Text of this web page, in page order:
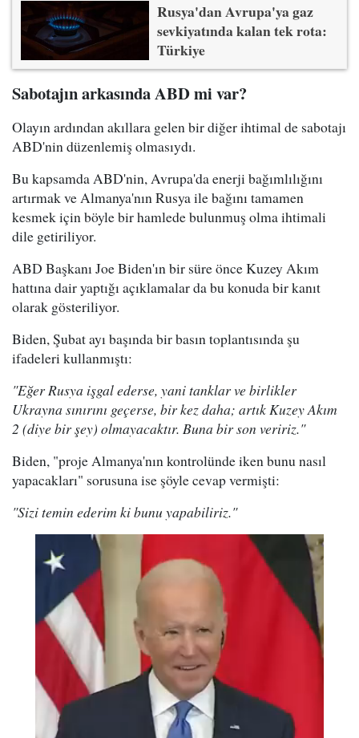
Rusya'dan Avrupa'ya gaz
sevkiyatında kalan tek rota:
Türkiye
Sabotajın arkasında ABD mi var?
Olayın ardından akıllara gelen bir diğer ihtimal de sabotajı
ABD'nin düzenlemiş olmasıydı.
Bu kapsamda ABD'nin, Avrupa'da enerji bağımlılığını
artırmak ve Almanya'nın Rusya ile bağını tamamen
kesmek için böyle bir hamlede bulunmuş olma ihtimali
dile getiriliyor.
ABD Başkanı Joe Biden'ın bir süre önce Kuzey Akım
hattına dair yaptığı açıklamalar da bu konuda bir kanıt
olarak gösteriliyor.
Biden, Şubat ayı başında bir basın toplantısında şu
ifadeleri kullanmıştı:
"Eğer Rusya işgal ederse, yani tanklar ve birlikler
Ukrayna sınırını geçerse, bir kez daha; artık Kuzey Akım
2 (diye bir şey) olmayacaktır. Buna bir son veririz."
Biden, "proje Almanya'nın kontrolünde iken bunu nasıl
yapacakları" sorusuna ise şöyle cevap vermişti:
"Sizi temin ederim ki bunu yapabiliriz."